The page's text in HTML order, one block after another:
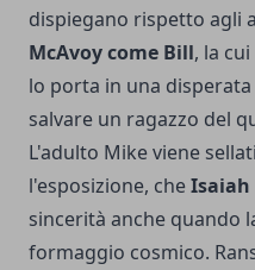
dispiegano rispetto agli
McAvoy come Bill, la
lo porta in una
salvare un ragazzo del
L'adulto Mike viene
l'esposizione, cheIsaiah
sincerità anche quando
formaggio cosmico.